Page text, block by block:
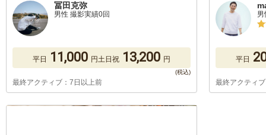
冨田克弥
男性 撮影実績0回
平日 11,000 円土日祝 13,200 円
最終アクティブ：7日以上前
平日
最終アクティ